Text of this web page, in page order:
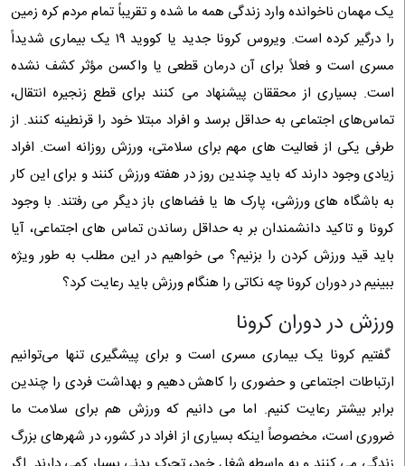
یک مهمان نا‌خوانده وارد زندگی همه ما شده و تقریباً تمام مردم کره زمین
را درگیر کرده است. ویروس کرونا جدید یا کووید ۱۹ یک بیماری شدیداً
مسری است و فعلاً برای آن درمان قطعی یا واکسن مؤثر کشف نشده
است. بسیاری از محققان پیشنهاد می‌ کنند برای قطع زنجیره انتقال،
تماس‌های اجتماعی به حداقل برسد و افراد مبتلا خود را قرنطینه کنند. از
طرفی یکی از فعالیت‌ های مهم برای سلامتی، ورزش روزانه است. افراد
زیادی وجود دارند که باید چندین روز در هفته ورزش کنند و برای این کار
به باشگاه‌ های ورزشی، پارک‌ ها یا فضا‌های باز دیگر می‌ رفتند. با وجود
کرونا و تاکید دانشمندان بر به حداقل رساندن تماس‌ های اجتماعی، آیا
باید قید ورزش کردن را بزنیم؟ می‌ خواهیم در این مطلب به طور ویژه
ببینیم در دوران کرونا چه نکاتی را هنگام ورزش باید رعایت کرد؟
ورزش در دوران کرونا
گفتیم کرونا یک بیماری مسری است و برای پیشگیری تنها می‌توانیم
ارتباطات اجتماعی و حضوری را کاهش دهیم و بهداشت فردی را چندین
برابر بیشتر رعایت کنیم. اما می‌ دانیم که ورزش هم برای سلامت ما
ضروری است، مخصوصاً اینکه بسیاری از افراد در کشور، در شهر‌های بزرگ